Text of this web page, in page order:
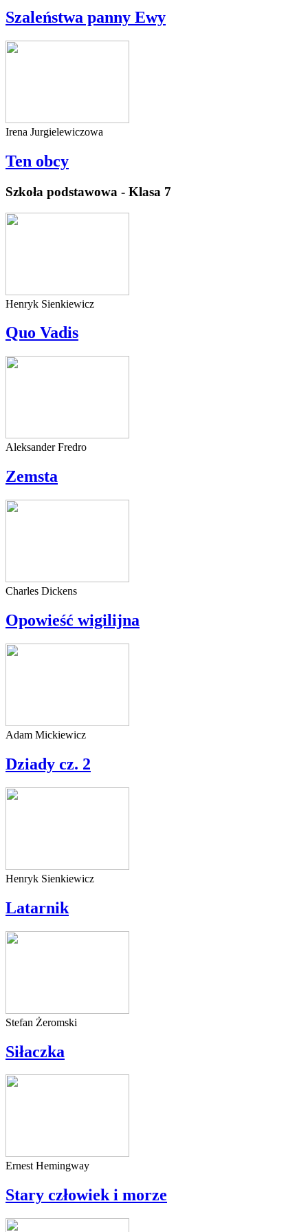
Szaleństwa panny Ewy
Irena Jurgielewiczowa
Ten obcy
Szkoła podstawowa - Klasa 7
Henryk Sienkiewicz
Quo Vadis
Aleksander Fredro
Zemsta
Charles Dickens
Opowieść wigilijna
Adam Mickiewicz
Dziady cz. 2
Henryk Sienkiewicz
Latarnik
Stefan Żeromski
Siłaczka
Ernest Hemingway
Stary człowiek i morze